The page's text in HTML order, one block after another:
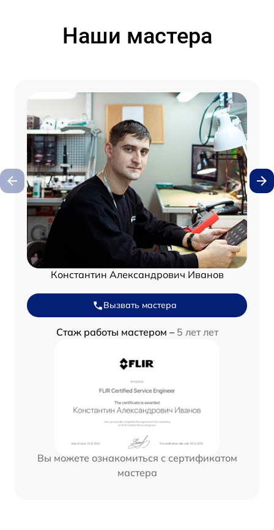
Наши мастера
Константин Александрович Иванов
Вызвать мастера
Стаж работы мастером – 5 лет лет
Вы можете ознакомиться с сертификатом
мастера